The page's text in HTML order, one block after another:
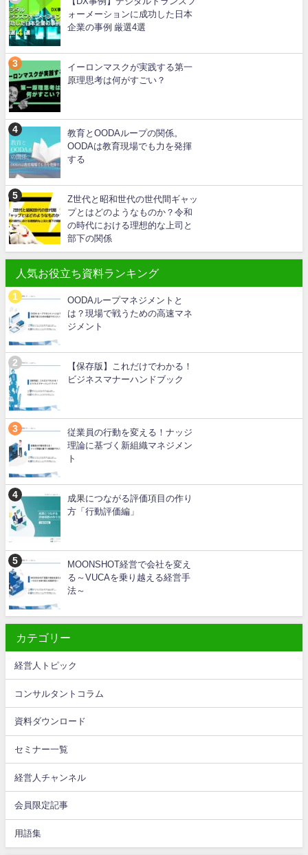
ォーメーションに成功した日本
企業の事例 厳選4選
イーロンマスクが実践する第一
原理思考は何がすごい？
教育とOODAループの関係。
OODAは教育現場でも力を発揮
する
Z世代と昭和世代の世代間ギャッ
プとはどのようなものか？令和
の時代における理想的な上司と
部下の関係
人気お役立ち資料ランキング
OODAループマネジメントと
は？現場で戦うための高速マネ
ジメント
【保存版】これだけでわかる！
ビジネスマナーハンドブック
従業員の行動を変える！ナッジ
理論に基づく新組織マネジメン
ト
成果につながる評価項目の作り
方「行動評価編」
MOONSHOT経営で会社を変え
る～VUCAを乗り越える経営手
法～
カテゴリー
経営人トピック
コンサルタントコラム
資料ダウンロード
セミナー一覧
経営人チャンネル
会員限定記事
用語集